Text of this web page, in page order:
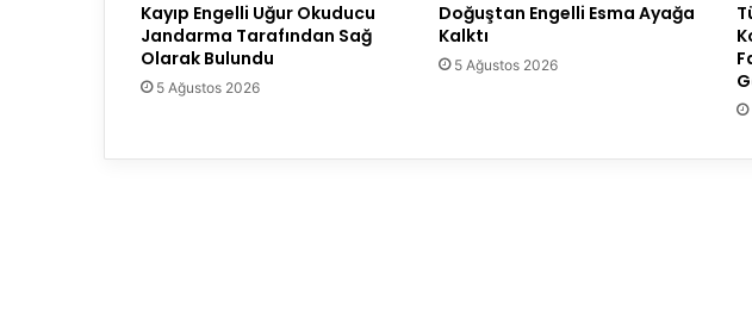
Kayıp Engelli Uğur Okuducu
Jandarma Tarafından Sağ
Olarak Bulundu
5 Ağustos 2026
Doğuştan Engelli Esma Ayağa
Kalktı
5 Ağustos 2026